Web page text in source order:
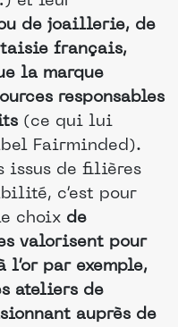
de joaillerie, de
français,
la marque
responsables
(ce qui lui
Fairminded).
issus de filières
c’est pour
choix de
valorisent pour
l’or par exemple,
ateliers de
auprès de